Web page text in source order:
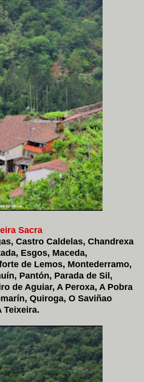
Sacra
Castro Caldelas, Chandrexa
Esgos, Maceda,
de Lemos, Montederramo,
Pantón, Parada de Sil,
de Aguiar, A Peroxa, A Pobra
Quiroga, O Saviñao
Teixeira.